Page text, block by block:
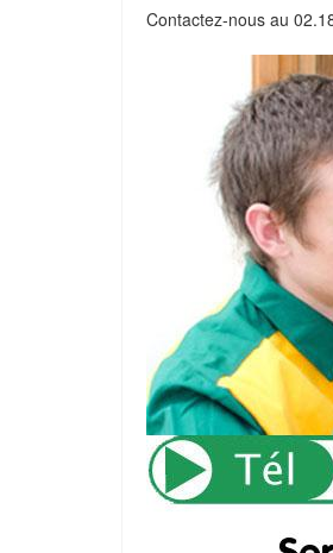
Contactez-nous au